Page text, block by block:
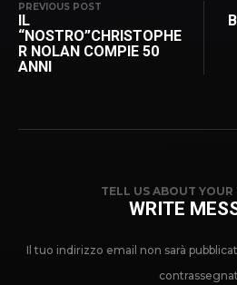
PREVIOUS POST
IL
“NOSTRO”CHRISTOPHE
R NOLAN COMPIE 50
ANNI
TELL US ABOUT
WRITE
Il tuo indirizzo email non sarà